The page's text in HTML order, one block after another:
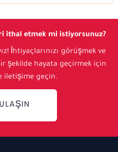
ithal etmek mi istiyorsunuz?
İhtiyaçlarınızı görüşmek ve
şekilde hayata geçirmek için
iletişime geçin.